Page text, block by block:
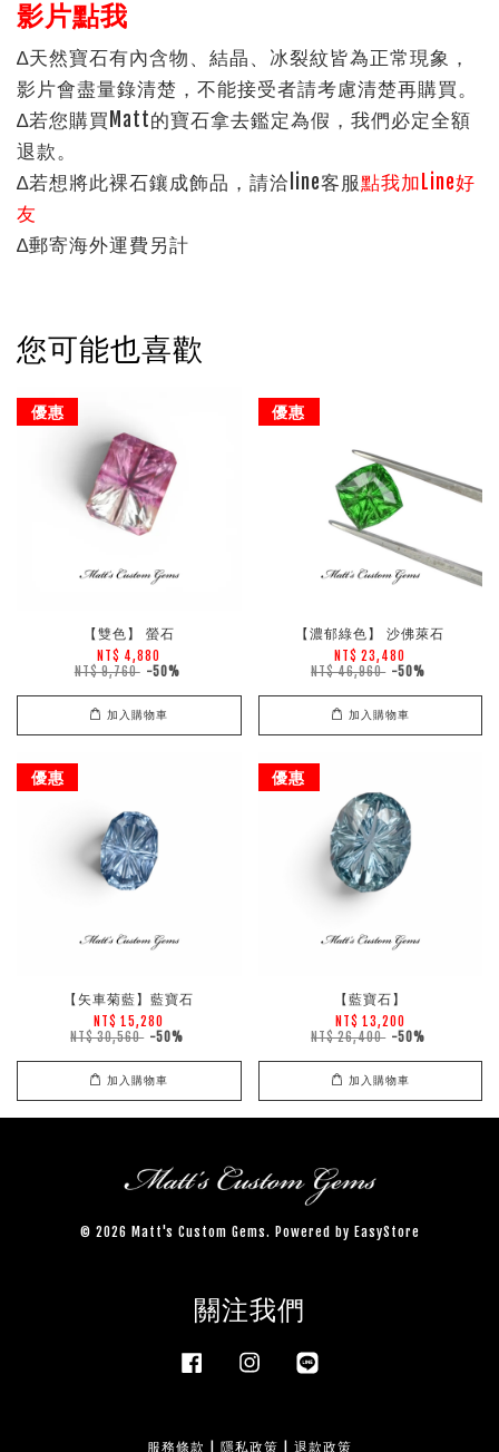
影片點我
∆天然寶石有內含物、結晶、冰裂紋皆為正常現象，
影片會盡量錄清楚，不能接受者請考慮清楚再購買。
∆若您購買Matt的寶石拿去鑑定為假，我們必定全額
退款。
∆若想將此裸石鑲成飾品，請洽line客服點我加Line好
友
∆郵寄海外運費另計
您可能也喜歡
優惠
【雙色】 螢石
NT$ 4,880
NT$ 9,760 -50%
加入購物車
優惠
【濃郁綠色】 沙佛萊石
NT$ 23,480
NT$ 46,960 -50%
加入購物車
優惠
【矢車菊藍】藍寶石
NT$ 15,280
NT$ 30,560 -50%
加入購物車
優惠
【藍寶石】
NT$ 13,200
NT$ 26,400 -50%
加入購物車
© 2026 Matt's Custom Gems. Powered by EasyStore
關注我們
Facebook Instagram
服務條款 隱私政策 退款政策